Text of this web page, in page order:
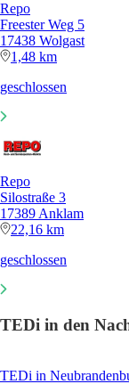
Repo
Freester Weg 5
17438 Wolgast
1,48 km
geschlossen
Repo
Silostraße 3
17389 Anklam
22,16 km
geschlossen
TEDi in den
TEDi in